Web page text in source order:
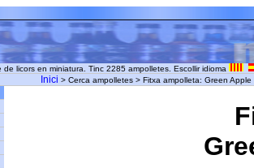
de licors en miniatura. Tinc 2285 ampolletes. Escollir idioma
Inici > Cerca ampolletes > Fitxa ampolleta: Green